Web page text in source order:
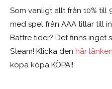
Som vanligt allt från 10%
med spel från AAA titlar till
Bättre tider? Det finns inget
Steam! Klicka den här länken
köpa köpa KÖPA!!